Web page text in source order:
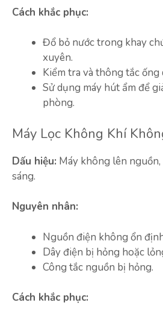
Cách khắc phục:
Đổ bỏ nước trong khay
xuyên.
Kiểm tra và thông tắc ống
Sử dụng máy hút ẩm để
phòng.
Máy Lọc Không Khí
Dấu hiệu: Máy không lên
sáng.
Nguyên nhân:
Nguồn điện không ổn
Dây điện bị hỏng hoặc
Công tắc nguồn bị hỏng.
Cách khắc phục: